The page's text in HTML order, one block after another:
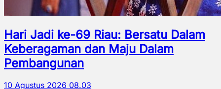
Hari Jadi ke-69 Riau: Bersatu Dalam
Keberagaman dan Maju Dalam
Pembangunan
10 Agustus 2026 08.03